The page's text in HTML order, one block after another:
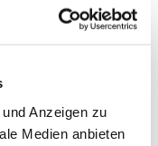
Anzeigen zu
Medien anbieten